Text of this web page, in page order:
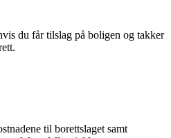
du får tilslag på boligen og takker
til borettslaget samt